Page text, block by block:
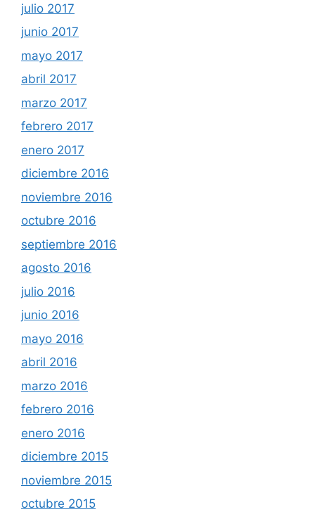
julio 2017
junio 2017
mayo 2017
abril 2017
marzo 2017
febrero 2017
enero 2017
diciembre 2016
noviembre 2016
octubre 2016
septiembre 2016
agosto 2016
julio 2016
junio 2016
mayo 2016
abril 2016
marzo 2016
febrero 2016
enero 2016
diciembre 2015
noviembre 2015
octubre 2015